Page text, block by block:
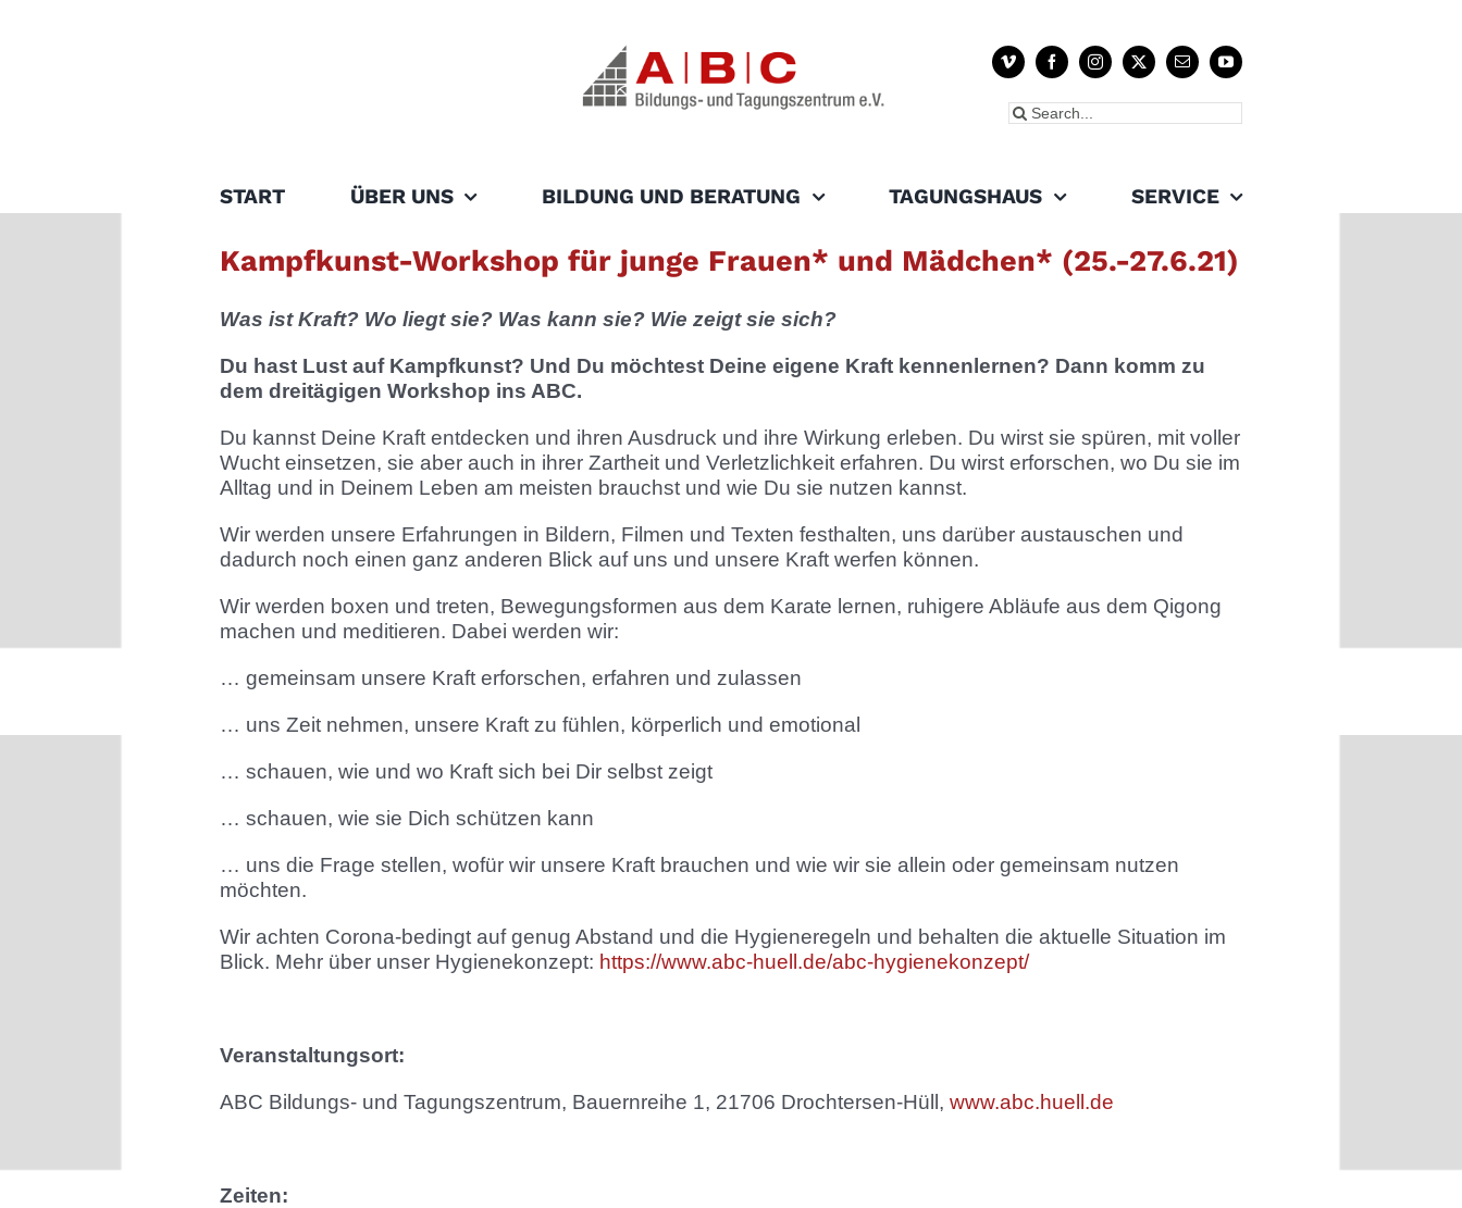
Suche
START ÜBER UNS BILDUNG UND BERATUNG TAGUNGSHAUS SERVICE
grösseres
Bild
Kampfkunst-Workshop für junge Frauen* und Mädchen* (25.-27.6.21)
Was ist Kraft? Wo liegt sie? Was kann sie? Wie zeigt sie sich?
Du hast Lust auf Kampfkunst? Und Du möchtest Deine eigene Kraft kennenlernen? Dann komm zu
dem dreitägigen Workshop ins ABC.
Du kannst Deine Kraft entdecken und ihren Ausdruck und ihre Wirkung erleben. Du wirst sie spüren, mit voller
Wucht einsetzen, sie aber auch in ihrer Zartheit und Verletzlichkeit erfahren. Du wirst erforschen, wo Du sie im
Alltag und in Deinem Leben am meisten brauchst und wie Du sie nutzen kannst.
Wir werden unsere Erfahrungen in Bildern, Filmen und Texten festhalten, uns darüber austauschen und
dadurch noch einen ganz anderen Blick auf uns und unsere Kraft werfen können.
Wir werden boxen und treten, Bewegungsformen aus dem Karate lernen, ruhigere Abläufe aus dem Qigong
machen und meditieren. Dabei werden wir:
… gemeinsam unsere Kraft erforschen, erfahren und zulassen
… uns Zeit nehmen, unsere Kraft zu fühlen, körperlich und emotional
… schauen, wie und wo Kraft sich bei Dir selbst zeigt
… schauen, wie sie Dich schützen kann
… uns die Frage stellen, wofür wir unsere Kraft brauchen und wie wir sie allein oder gemeinsam nutzen
möchten.
Wir achten Corona-bedingt auf genug Abstand und die Hygieneregeln und behalten die aktuelle Situation im
Blick. Mehr über unser Hygienekonzept: https://www.abc-huell.de/abc-hygienekonzept/
Veranstaltungsort:
ABC Bildungs- und Tagungszentrum, Bauernreihe 1, 21706 Drochtersen-Hüll, www.abc.huell.de
Zeiten: